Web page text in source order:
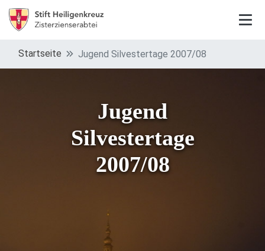
Startseite Jugend Silvestertage 2007/08
Jugend
Silvestertage
2007/08